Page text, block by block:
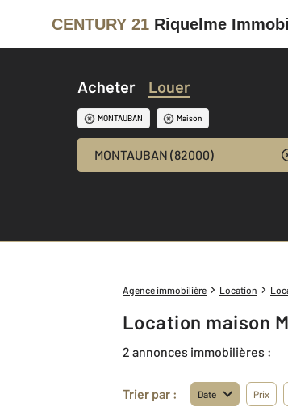
CENTURY 21 Riquelme
Acheter Louer
MONTAUBAN Maison
MONTAUBAN (82000)
Agence immobilière Location
Location maison
2 annonces immobilières :
Trier par : Date Prix